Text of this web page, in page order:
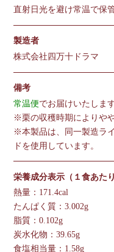
直射日光を避け常温で保
製造者
株式会社四万十ドラマ
備考
常温便でお届けいたします
※栗の収穫時期によりや
※本製品は、同一製造ラ
ドを使用しています。
栄養成分表示（１食あたり
熱量：171.4cal
たんぱく質：3.002g
脂質：0.102g
炭水化物：39.65g
食塩相当量：1.58g